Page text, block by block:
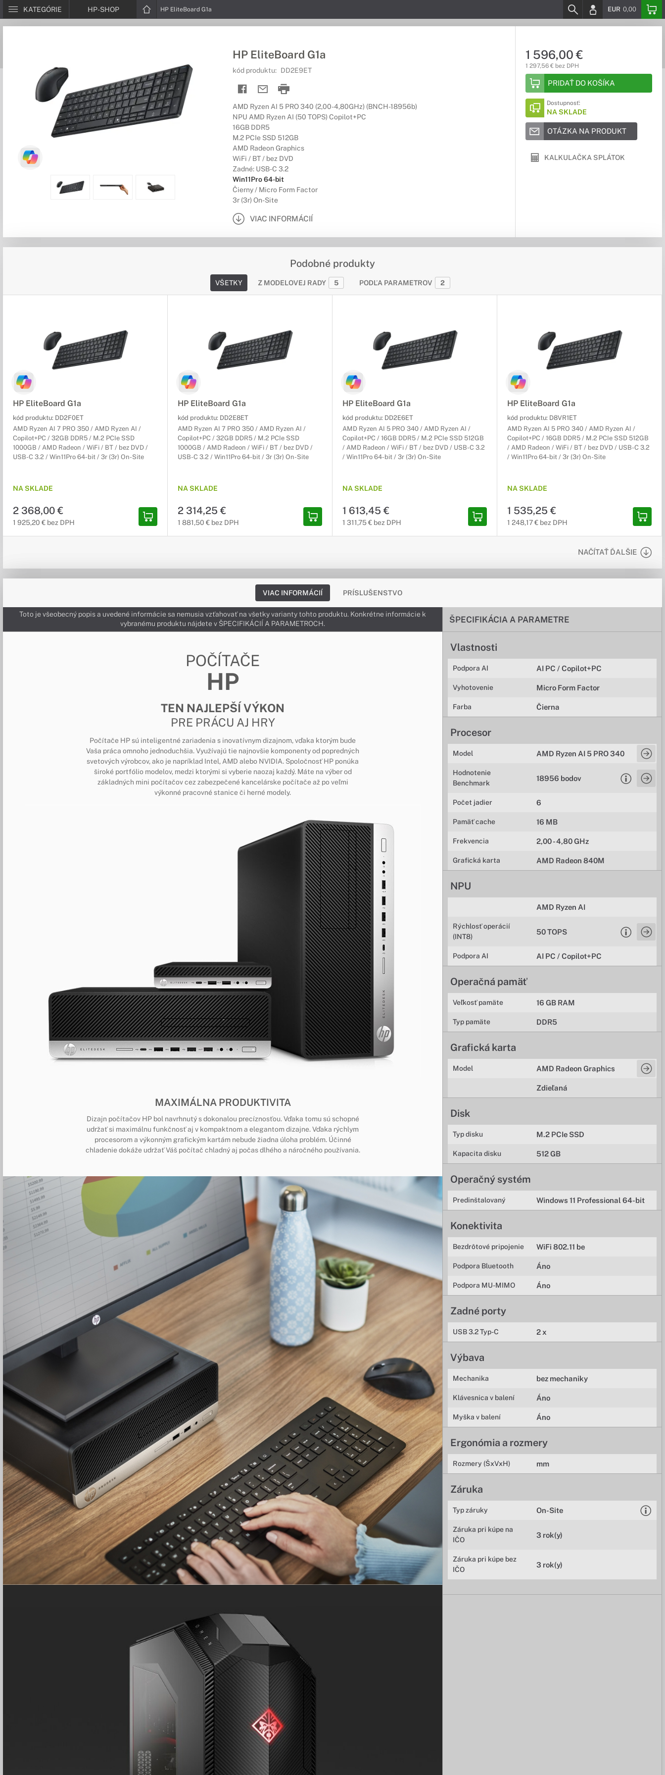
KATEGÓRIE HP-SHOP HP EliteBoard G1a EUR 0,00
HP EliteBoard G1a
kód produktu: DD2E9ET
AMD Ryzen AI 5 PRO 340 (2,00-4,80GHz) (BNCH-18956b)
NPU AMD Ryzen AI (50 TOPS) Copilot+PC
16GB DDR5
M.2 PCIe SSD 512GB
AMD Radeon Graphics
WiFi / BT / bez DVD
Zadné: USB-C 3.2
Win11Pro 64-bit
Čierny / Micro Form Factor
3r (3r) On-Site
VIAC INFORMÁCIÍ
1 596,00 €
1 297,56 € bez DPH
PRIDAŤ DO KOŠÍKA
Dostupnosť:
NA SKLADE
OTÁZKA NA PRODUKT
KALKULAČKA SPLÁTOK
Podobné produkty
VŠETKY Z MODELOVEJ RADY 5 PODĽA PARAMETROV 2
HP EliteBoard G1a
kód produktu: DD2F0ET
AMD Ryzen AI 7 PRO 350 / AMD Ryzen AI /
Copilot+PC / 32GB DDR5 / M.2 PCIe SSD
1000GB / AMD Radeon / WiFi / BT / bez DVD /
USB-C 3.2 / Win11Pro 64-bit / 3r (3r) On-Site
NA SKLADE
2 368,00 €
1 925,20 € bez DPH
HP EliteBoard G1a
kód produktu: DD2E8ET
AMD Ryzen AI 7 PRO 350 / AMD Ryzen AI /
Copilot+PC / 32GB DDR5 / M.2 PCIe SSD
1000GB / AMD Radeon / WiFi / BT / bez DVD /
USB-C 3.2 / Win11Pro 64-bit / 3r (3r) On-Site
NA SKLADE
2 314,25 €
1 881,50 € bez DPH
HP EliteBoard G1a
kód produktu: DD2E6ET
AMD Ryzen AI 5 PRO 340 / AMD Ryzen AI /
Copilot+PC / 16GB DDR5 / M.2 PCIe SSD 512GB
/ AMD Radeon / WiFi / BT / bez DVD / USB-C 3.2
/ Win11Pro 64-bit / 3r (3r) On-Site
NA SKLADE
1 613,45 €
1 311,75 € bez DPH
HP EliteBoard G1a
kód produktu: D8VR1ET
AMD Ryzen AI 5 PRO 340 / AMD Ryzen AI /
Copilot+PC / 16GB DDR5 / M.2 PCIe SSD 512GB
/ AMD Radeon / WiFi / BT / bez DVD / USB-C 3.2
/ Win11Pro 64-bit / 3r (3r) On-Site
NA SKLADE
1 535,25 €
1 248,17 € bez DPH
NAČÍTAŤ ĎALŠIE
VIAC INFORMÁCIÍ PRÍSLUŠENSTVO
ŠPECIFIKÁCIA A PARAMETRE
Vlastnosti
Podpora AI AI PC / Copilot+PC
Vyhotovenie Micro Form Factor
Farba Čierna
Procesor
Model AMD Ryzen AI 5 PRO 340
Hodnotenie
Benchmark
18956 bodov
Počet jadier 6
Pamäť cache 16 MB
Frekvencia 2,00 - 4,80 GHz
Grafická karta AMD Radeon 840M
NPU
AMD Ryzen AI
Rýchlosť operácií
(INT8)
50 TOPS
Podpora AI AI PC / Copilot+PC
Operačná pamäť
Veľkosť pamäte 16 GB RAM
Typ pamäte DDR5
Grafická karta
Model AMD Radeon Graphics
Zdieľaná
Disk
Typ disku M.2 PCIe SSD
Kapacita disku 512 GB
Operačný systém
Predinštalovaný Windows 11 Professional 64-bit
Konektivita
Bezdrôtové pripojenie WiFi 802.11 be
Podpora Bluetooth Áno
Podpora MU-MIMO Áno
Zadné porty
USB 3.2 Typ-C 2 x
Výbava
Mechanika bez mechaniky
Klávesnica v balení Áno
Myška v balení Áno
Ergonómia a rozmery
Rozmery (ŠxVxH) mm
Záruka
Typ záruky On-Site
Záruka pri kúpe na
IČO
3 rok(y)
Záruka pri kúpe bez
IČO
3 rok(y)
Toto je všeobecný popis a uvedené informácie sa nemusia vzťahovať na všetky varianty tohto produktu. Konkrétne informácie k
vybranému produktu nájdete v ŠPECIFIKÁCIÍ A PARAMETROCH.
POČÍTAČE
HP
TEN NAJLEPŠÍ VÝKON
PRE PRÁCU AJ HRY
Počítače HP sú inteligentné zariadenia s inovatívnym dizajnom, vďaka ktorým bude
Vaša práca omnoho jednoduchšia. Využívajú tie najnovšie komponenty od popredných
svetových výrobcov, ako je napríklad Intel, AMD alebo NVIDIA. Spoločnosť HP ponúka
široké portfólio modelov, medzi ktorými si vyberie naozaj každý. Máte na výber od
základných mini počítačov cez zabezpečené kancelárske počítače až po veľmi
výkonné pracovné stanice či herné modely.
MAXIMÁLNA PRODUKTIVITA
Dizajn počítačov HP bol navrhnutý s dokonalou precíznosťou. Vďaka tomu sú schopné
udržať si maximálnu funkčnosť aj v kompaktnom a elegantom dizajne. Vďaka rýchlym
procesorom a výkonným grafickým kartám nebude žiadna úloha problém. Účinné
chladenie dokáže udržať Váš počítač chladný aj počas dlhého a náročného používania.